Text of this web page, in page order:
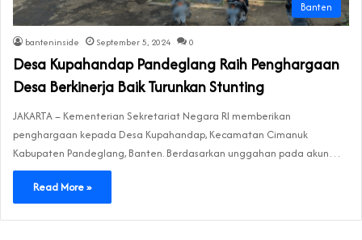
Banten
banteninside September 5, 2024 0
Desa Kupahandap Pandeglang Raih Penghargaan
Desa Berkinerja Baik Turunkan Stunting
JAKARTA – Kementerian Sekretariat Negara RI memberikan
penghargaan kepada Desa Kupahandap, Kecamatan Cimanuk
Kabupaten Pandeglang, Banten. Berdasarkan unggahan pada akun…
Read More »